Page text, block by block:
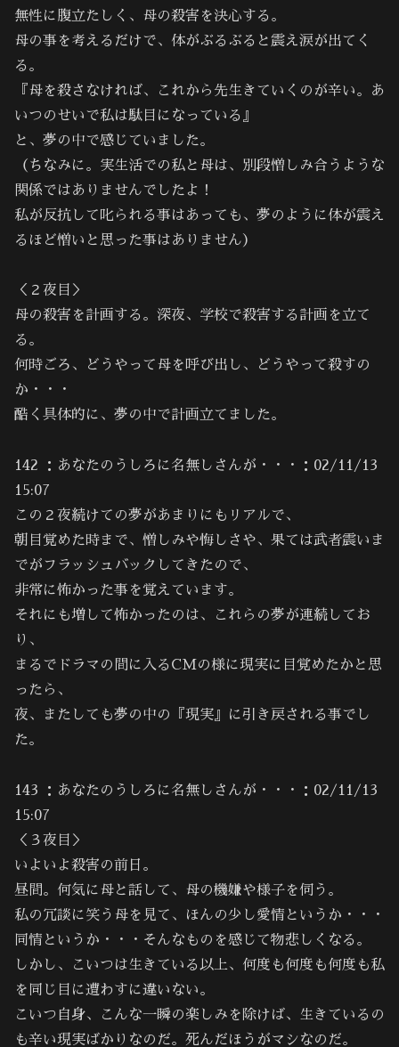
無性に腹立たしく、母の殺害を決心する。
母の事を考えるだけで、体がぶるぶると震え涙が出てく
る。
『母を殺さなければ、これから先生きていくのが辛い。あ
いつのせいで私は駄目になっている』
と、夢の中で感じていました。
（ちなみに。実生活での私と母は、別段憎しみ合うような
関係ではありませんでしたよ！
私が反抗して叱られる事はあっても、夢のように体が震え
るほど憎いと思った事はありません）
＜２夜目＞
母の殺害を計画する。深夜、学校で殺害する計画を立て
る。
何時ごろ、どうやって母を呼び出し、どうやって殺すの
か・・・
酷く具体的に、夢の中で計画立てました。
142 ：あなたのうしろに名無しさんが・・・：02/11/13
15:07
この２夜続けての夢があまりにもリアルで、
朝目覚めた時まで、憎しみや悔しさや、果ては武者震いま
でがフラッシュバックしてきたので、
非常に怖かった事を覚えています。
それにも増して怖かったのは、これらの夢が連続してお
り、
まるでドラマの間に入るCMの様に現実に目覚めたかと思
ったら、
夜、またしても夢の中の『現実』に引き戻される事でし
た。
143 ：あなたのうしろに名無しさんが・・・：02/11/13
15:07
＜３夜目＞
いよいよ殺害の前日。
昼間。何気に母と話して、母の機嫌や様子を伺う。
私の冗談に笑う母を見て、ほんの少し愛情というか・・・
同情というか・・・そんなものを感じて物悲しくなる。
しかし、こいつは生きている以上、何度も何度も何度も私
を同じ目に遭わすに違いない。
こいつ自身、こんな一瞬の楽しみを除けば、生きているの
も辛い現実ばかりなのだ。死んだほうがマシなのだ。